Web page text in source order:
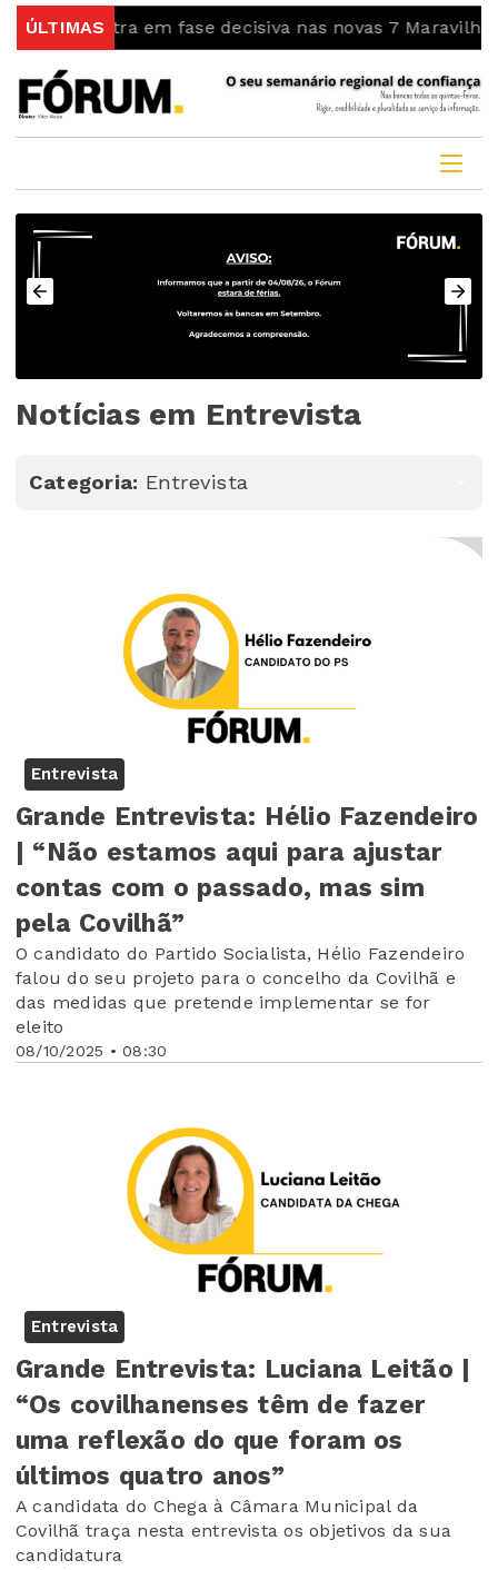
ÚLTIMAS
entra em fase decisiva nas novas 7 Maravilhas
Notícias em Entrevista
Categoria: Entrevista
Entrevista
08/10/2025 • 08:30
Grande Entrevista: Hélio Fazendeiro
contas com o passado, mas sim
pela Covilhã”
O candidato do Partido Socialista, Hélio Fazendeiro
falou do seu projeto para o concelho da Covilhã e
das medidas que pretende implementar se for
eleito
Entrevista
Grande Entrevista: Luciana Leitão |
“Os covilhanenses têm de fazer
uma reflexão do que foram os
últimos quatro anos”
A candidata do Chega à Câmara Municipal da
Covilhã traça nesta entrevista os objetivos da sua
candidatura